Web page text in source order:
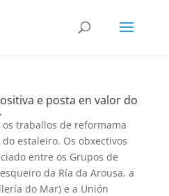
e posta en valor do
traballos de reformama
estaleiro. Os obxectivos
entre os Grupos de
da Ría da Arousa, a
do Mar) e a Unión